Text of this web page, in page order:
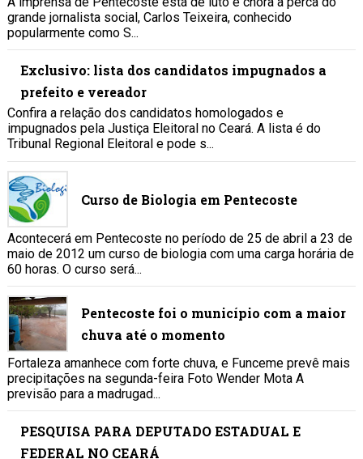
grande jornalista social, Carlos Teixeira, conhecido
popularmente como S...
Exclusivo: lista dos candidatos impugnados a
prefeito e vereador
Confira a relação dos candidatos homologados e
impugnados pela Justiça Eleitoral no Ceará. A lista é do
Tribunal Regional Eleitoral e pode s...
Curso de Biologia em Pentecoste
Acontecerá em Pentecoste no período de 25 de abril a 23 de
maio de 2012 um curso de biologia com uma carga horária de
60 horas. O curso será...
Pentecoste foi o município com a maior
chuva até o momento
Fortaleza amanhece com forte chuva, e Funceme prevê mais
precipitações na segunda-feira Foto Wender Mota A
previsão para a madrugad...
PESQUISA PARA DEPUTADO ESTADUAL E
FEDERAL NO CEARÁ